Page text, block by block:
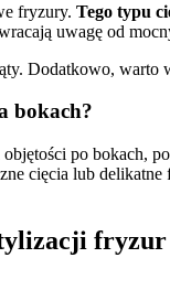
fryzury. Tego typu
uwagę od
Dodatkowo,
bokach?
po bokach,
cięcia lub